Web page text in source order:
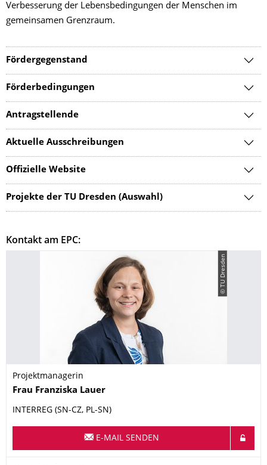
Verbesserung der Lebensbedingungen der Menschen im
gemeinsamen Grenzraum.
Fördergegenstand
Förderbedingungen
Antragstellende
Aktuelle Ausschreibungen
Offizielle Website
Projekte der TU Dresden (Auswahl)
Kontakt am EPC:
© TU Dresden
Projektmanagerin
Name
Frau Franziska Lauer
INTERREG (SN-CZ, PL-SN)
E-MAIL SENDEN